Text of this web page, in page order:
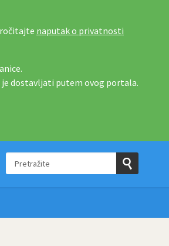
naputak o privatnosti
je dostavljati putem ovog portala.
Pretražite
Pošaljite